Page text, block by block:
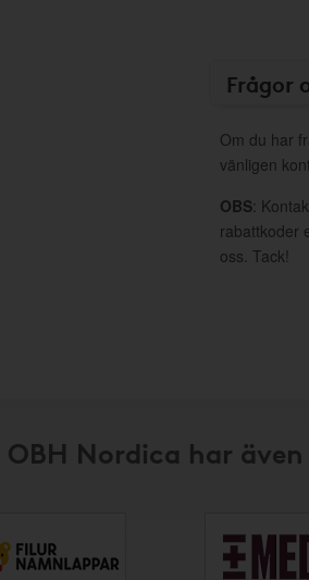
Frågor
Om du har
vänligen
OBS:
rabattkoder
oss. Tack!
Nordica har